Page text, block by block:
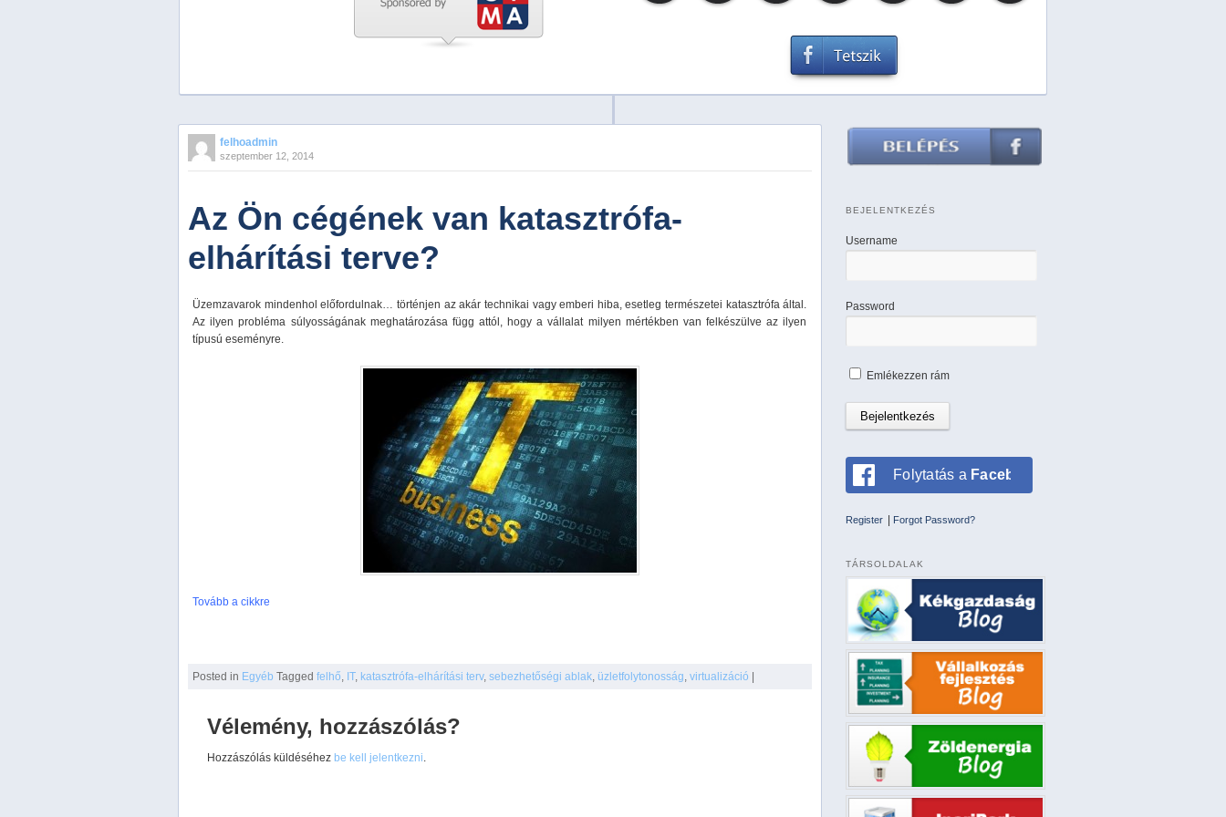
PreviousNextStop
2
5
felhoadmin
szeptember 12, 2014
Az Ön cégének van katasztrófa-
elhárítási terve?
Üzemzavarok mindenhol előfordulnak… történjen az akár technikai vagy emberi hiba, esetleg természetei katasztrófa által.
Az ilyen probléma súlyosságának meghatározása függ attól, hogy a vállalat milyen mértékben van felkészülve az ilyen
típusú eseményre.
Tovább a cikkre
Posted in Egyéb Tagged felhő IT, katasztrófa-elhárítási terv, sebezhetőségi ablak üzletfolytonosság virtualizáció |
Vélemény, hozzászólás?
Hozzászólás küldéséhezbe kell jelentkezni.
BEJELENTKEZÉS
Username
Password
Emlékezzen rám
Folytatás a Facebookkal
Register Forgot Password?
TÁRSOLDALAK